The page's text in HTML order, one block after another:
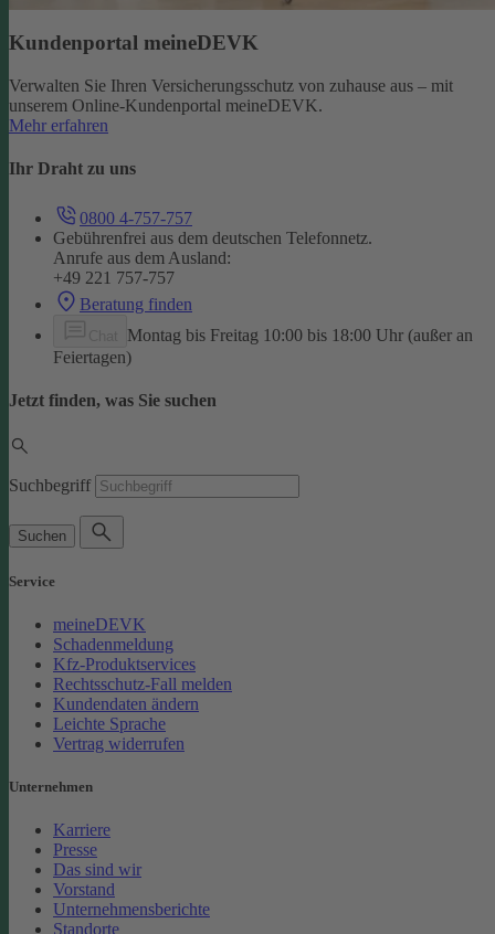
Kundenportal meineDEVK
Verwalten Sie Ihren Versicherungsschutz von zuhause aus – mit
unserem Online-Kundenportal meineDEVK.
Mehr erfahren
Ihr Draht zu uns
0800 4-757-757
Gebührenfrei aus dem deutschen Telefonnetz.
Anrufe aus dem Ausland:
+49 221 757-757
Beratung finden
Montag bis Freitag 10:00 bis 18:00 Uhr (außer an
Feiertagen)
Jetzt finden, was Sie suchen
Suchbegriff
Suchen
Service
meineDEVK
Schadenmeldung
Kfz-Produktservices
Rechtsschutz-Fall melden
Kundendaten ändern
Leichte Sprache
Vertrag widerrufen
Unternehmen
Karriere
Presse
Das sind wir
Vorstand
Unternehmensberichte
Standorte